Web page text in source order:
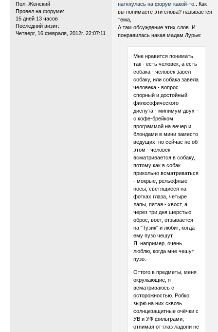
Пол: Женский
Провел на форуме:
15 дней 13 часов
Последний визит:
Четверг, 16 февраля, 2012г. 22:07:11
наткнулась на форум какой-то.. Как
вы понимаете эти слова? называется
тема,
А там обсуждение этих слов. И
понравилась накая мадам Лурье:
Мне нравится понимать
так - есть человек, а есть
собака - человек завёл
собаку, или собака завела
человека - вопрос
спорный и достойный
философического
диспута - минимум двух -
с кофе-брейком,
программой на вечер и
блондами в мини заместо
ведущих, но сейчас не об
этом - человек
всматривается в собаку,
потому как в собак
прикольно всматриваться
- мокрые, рельефные
носы, светящиеся на
фотках глаза, четыре
лапы, пятая - хвост, а
через три дня шерстью
оброс, воет, отзывается
на "Тузик" и любит, когда
ему пузо чешут.
Я, например, очень
люблю, когда мне чешут
пузо.
Оттого в предметы, меня
окружающие, я
всматриваюсь с
осторожностью. Робко
зырю на них сквозь
солнцезащитные очёчки с
УВ и УФ фильтрами,
отнимая от глаз ладони не